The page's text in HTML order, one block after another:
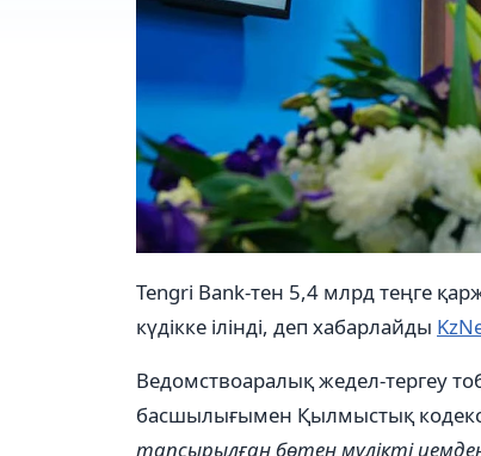
Tengri Bank-тен 5,4 млрд теңге
күдікке ілінді, деп хабарлайды
Ведомствоаралық жедел-тергеу
басшылығымен Қылмыстық
тапсырылған бөтен мүлiктi